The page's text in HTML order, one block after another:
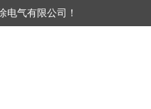
电气有限公司！